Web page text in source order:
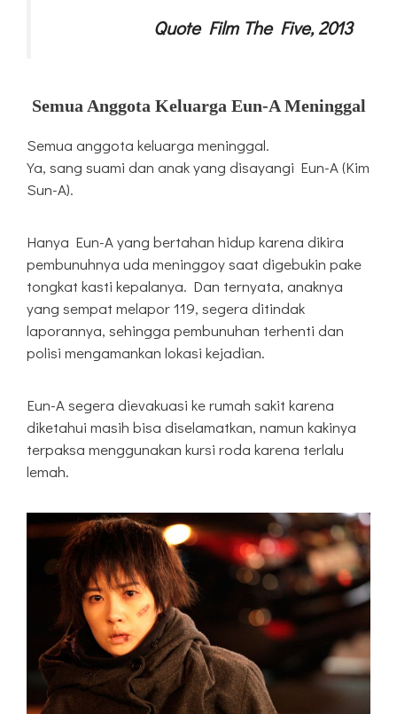
Quote Film The Five, 2013
Semua Anggota Keluarga Eun-A Meninggal
Semua anggota keluarga meninggal.
Ya, sang suami dan anak yang disayangi Eun-A (Kim
Sun-A).
Hanya Eun-A yang bertahan hidup karena dikira
pembunuhnya uda meninggoy saat digebukin pake
tongkat kasti kepalanya. Dan ternyata, anaknya
yang sempat melapor 119, segera ditindak
laporannya, sehingga pembunuhan terhenti dan
polisi mengamankan lokasi kejadian.
Eun-A segera dievakuasi ke rumah sakit karena
diketahui masih bisa diselamatkan, namun kakinya
terpaksa menggunakan kursi roda karena terlalu
lemah.